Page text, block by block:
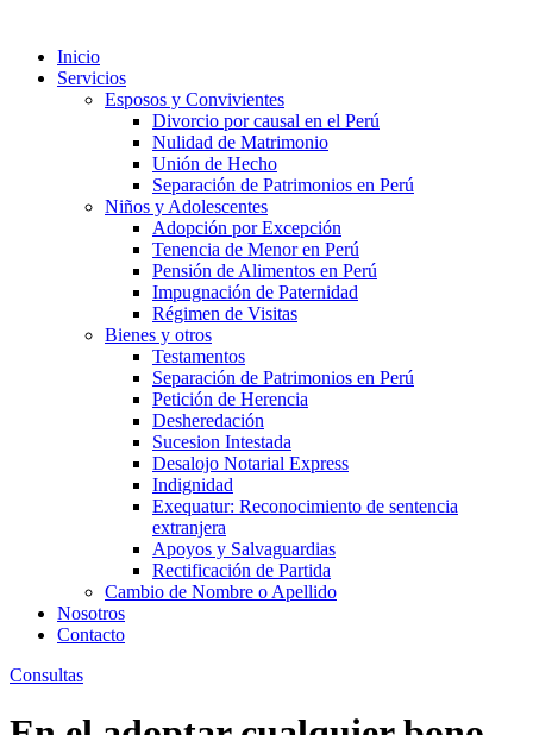
Inicio
Servicios
Esposos y Convivientes
Divorcio por causal en el Perú
Nulidad de Matrimonio
Unión de Hecho
Separación de Patrimonios en Perú
Niños y Adolescentes
Adopción por Excepción
Tenencia de Menor en Perú
Pensión de Alimentos en Perú
Impugnación de Paternidad
Régimen de Visitas
Bienes y otros
Testamentos
Separación de Patrimonios en Perú
Petición de Herencia
Desheredación
Sucesion Intestada
Desalojo Notarial Express
Indignidad
Exequatur: Reconocimiento de sentencia
extranjera
Apoyos y Salvaguardias
Rectificación de Partida
Cambio de Nombre o Apellido
Nosotros
Contacto
Consultas